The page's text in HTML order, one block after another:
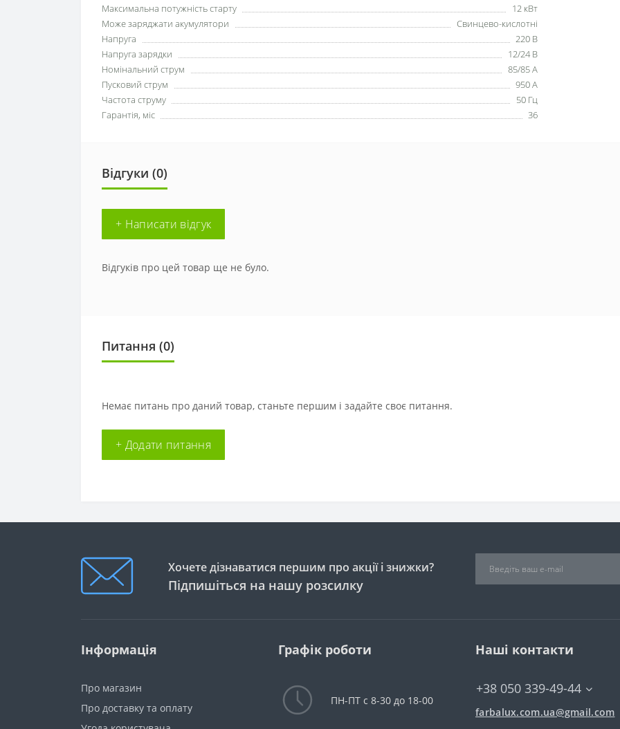
Максимальна потужність старту
12 кВт
Може заряджати акумулятори
Свинцево-кислотні
Напруга
220 В
Напруга зарядки
12/24 В
Номінальний струм
85/85 А
Пусковий струм
950 А
Частота струму
50 Гц
Гарантія, міс
36
Відгуки (0)
+ Написати відгук
Відгуків про цей товар ще не було.
Питання (0)
Немає питань про даний товар, станьте першим і задайте своє питання.
+ Додати питання
Хочете дізнаватися першим про акції і знижки?
Підпишіться на нашу розсилку
Інформація
Про магазин
Про доставку та оплату
Графік роботи
ПН-ПТ с 8-30 до 18-00
Наші контакти
+38 050 339-49-44
farbalux.com.ua@gmail.com